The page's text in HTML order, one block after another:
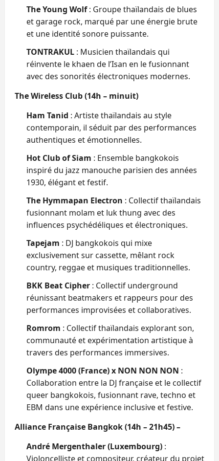
The Young Wolf: Groupe thaïlandais de blues
et garage rock, marqué par une énergie brute
et une identité sonore puissante.
TONTRAKUL : Musicien thaïlandais qui
réinvente le khaen de l’Isan en le fusionnant
avec des sonorités électroniques modernes.
The Wireless Club (14h – minuit)
Ham Tanid : Artiste thaïlandais au style
contemporain, il séduit par des performances
authentiques et émotionnelles.
Hot Club of Siam : Ensemble bangkokois
inspiré du jazz manouche parisien des années
1930, élégant et festif.
The Hymmapan Electron : Collectif thaïlandais
fusionnant molam et luk thung avec des
influences psychédéliques et électroniques.
Tapejam : DJ bangkokois qui mixe
exclusivement sur cassette, mêlant rock
country, reggae et musiques traditionnelles.
BKK Beat Cipher : Collectif underground
réunissant beatmakers et rappeurs pour des
performances improvisées et collaboratives.
Romrom : Collectif thaïlandais explorant son,
communauté et expérimentation artistique à
travers des performances immersives.
Olympe 4000 (France) x NON NON NON :
Collaboration entre la DJ française et le collectif
queer bangkokois, fusionnant rave, techno et
EBM dans une expérience inclusive et festive.
Alliance Française Bangkok (14h – 21h45) –
André Mergenthaler (Luxembourg) :
Violoncelliste et compositeur, créateur du projet